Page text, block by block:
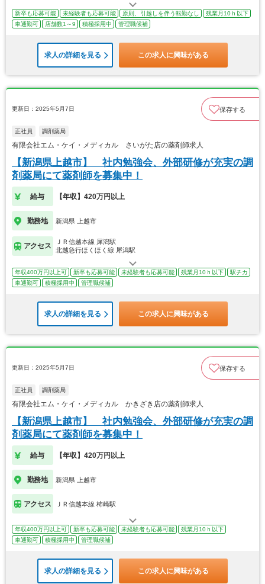
新卒も応募可能 未経験者も応募可能 原則、引越しを伴う転勤なし
残業月10ｈ以下
車通勤可
店舗数1～9 積極採用中 管理職候補
求人の詳細を見る この求人に興味がある
更新日：2025年5月7日 保存する
正社員 調剤薬局
有限会社エム・ケイ・メディカル さいがた店の薬剤師求人
【新潟県上越市】 社内勉強会、外部研修が充実の調
剤薬局にて薬剤師を募集中！
給与 【年収】420万円以上
勤務地 新潟県 上越市
アクセス
ＪＲ信越本線 犀潟駅
北越急行ほくほく線 犀潟駅
年収400万円以上可 新卒も応募可能 未経験者も応募可能 残業月10ｈ以下
駅チカ
車通勤可
積極採用中 管理職候補
求人の詳細を見る この求人に興味がある
更新日：2025年5月7日 保存する
正社員 調剤薬局
有限会社エム・ケイ・メディカル かきざき店の薬剤師求人
【新潟県上越市】 社内勉強会、外部研修が充実の調
剤薬局にて薬剤師を募集中！
給与 【年収】420万円以上
勤務地 新潟県 上越市
アクセス ＪＲ信越本線 柿崎駅
年収400万円以上可 新卒も応募可能 未経験者も応募可能
残業月10ｈ以下
車通勤可
積極採用中 管理職候補
求人の詳細を見る この求人に興味がある